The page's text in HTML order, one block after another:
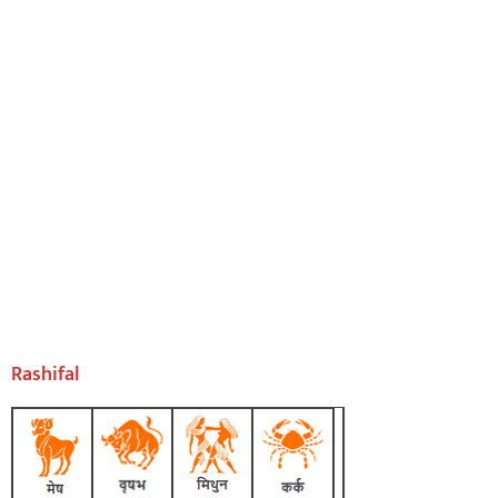
Rashifal